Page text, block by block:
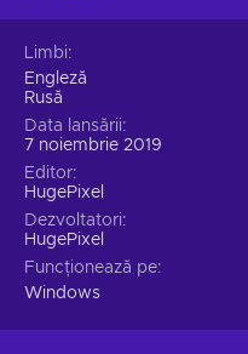
Limbi
Engleză
Rusă
Data lansării
7 noiembrie 2019
Editor
HugePixel
Dezvoltatori
HugePixel
Funcționează pe
Windows